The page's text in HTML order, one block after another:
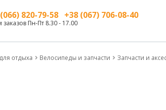
820-79-58 +38 (067) 706-08-40
Пн-Пт 8.30 - 17.00
отдыха Велосипеды и запчасти Запчасти и